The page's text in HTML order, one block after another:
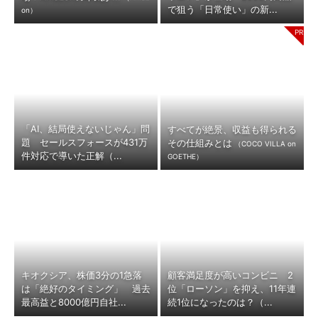
on）
で狙う「日常使い」の新...
「AI、結局使えないじゃん」問
題 セールスフォースが431万
件対応で導いた正解（...
すべてが絶景、収益も得られる
その仕組みとは
（COCO VILLA on
GOETHE）
キオクシア、株価3分の1急落
は「絶好のタイミング」 過去
最高益と8000億円自社...
顧客満足度が高いコンビニ 2
位「ローソン」を抑え、11年連
続1位になったのは？（...